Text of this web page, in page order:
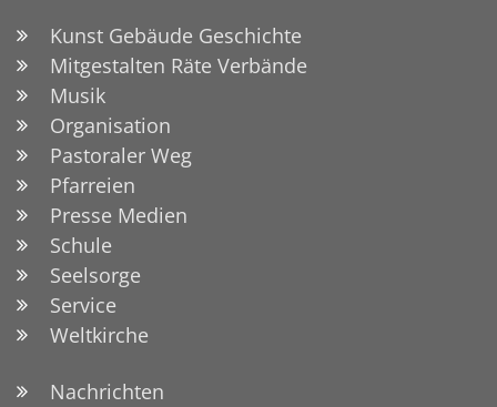
Kunst Gebäude Geschichte
Mitgestalten Räte Verbände
Musik
Organisation
Pastoraler Weg
Pfarreien
Presse Medien
Schule
Seelsorge
Service
Weltkirche
Nachrichten